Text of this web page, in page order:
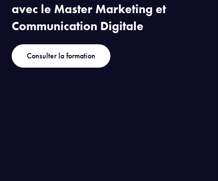
avec le Master Marketing et
Communication Digitale
Consulter la formation